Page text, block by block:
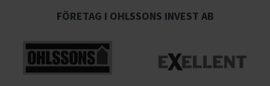
FÖRETAG I OHLSSONS INVEST AB